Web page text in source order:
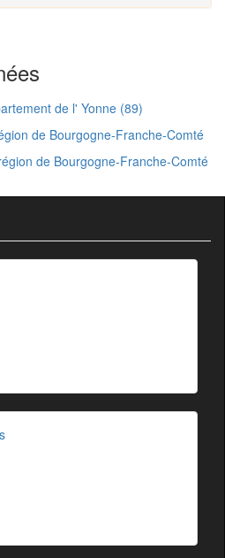
de l' Yonne (89)
de Bourgogne-Franche-Comté
de Bourgogne-Franche-Comté